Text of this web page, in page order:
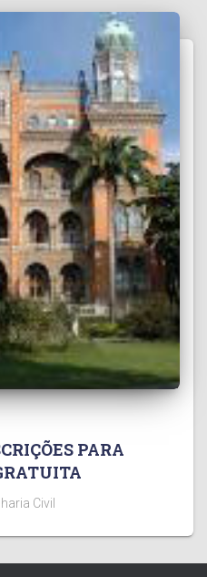
PARA
Civil